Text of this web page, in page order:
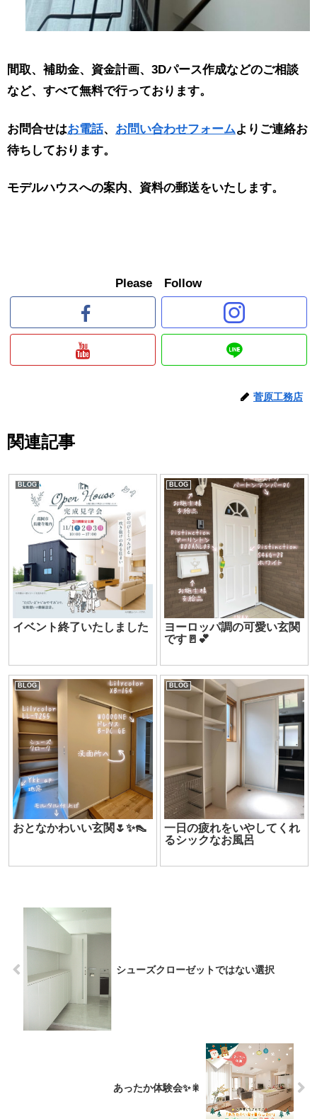
間取、補助金、資金計画、3Dパース作成などのご相談
など、すべて無料で行っております。
お問合せはお電話、 お問い合わせフォームよりご連絡お
待ちしております。
モデルハウスへの案内、資料の郵送をいたします。
Please Follow
菅原工務店
関連記事
BLOG
イベント終了いたしました
BLOG
ヨーロッパ調の可愛い玄関
です🚪💕
BLOG
おとなかわいい玄関🌷✨👠
BLOG
一日の疲れをいやしてくれ
るシックなお風呂
シューズクローゼットではない選択
あったか体験会✨🎇